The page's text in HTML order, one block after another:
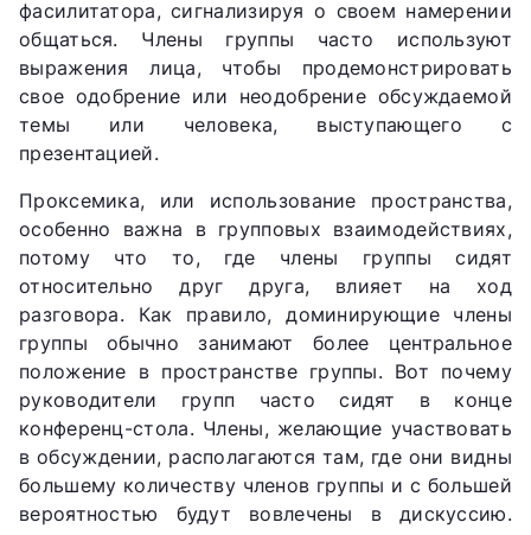
фасилитатора, сигнализируя о своем намерении
общаться. Члены группы часто используют
выражения лица, чтобы продемонстрировать
свое одобрение или неодобрение обсуждаемой
темы или человека, выступающего с
презентацией.
Проксемика, или использование пространства,
особенно важна в групповых взаимодействиях,
потому что то, где члены группы сидят
относительно друг друга, влияет на ход
разговора. Как правило, доминирующие члены
группы обычно занимают более центральное
положение в пространстве группы. Вот почему
руководители групп часто сидят в конце
конференц-стола. Члены, желающие участвовать
в обсуждении, располагаются там, где они видны
большему количеству членов группы и с большей
вероятностью будут вовлечены в дискуссию.